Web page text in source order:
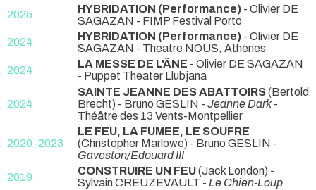
2025
HYBRIDATION (Performance) - Olivier DE
SAGAZAN - FIMP Festival Porto
2024
HYBRIDATION (Performance) - Olivier DE
SAGAZAN - Theatre NOUS, Athènes
2024
LA MESSE DE L'ÂNE - Olivier DE SAGAZAN
- Puppet Theater Llubjana
2024
SAINTE JEANNE DES ABATTOIRS(Bertold
Brecht) - Bruno GESLIN - Jeanne Dark-
Théâtre des 13 Vents-Montpellier
2020-2023
LE FEU, LA FUMEE, LE SOUFRE
(Christopher Marlowe) - Bruno GESLIN -
Gaveston/Edouard III
2019
CONSTRUIRE UN FEU(Jack London) -
Sylvain CREUZEVAULT - Le Chien-Loup